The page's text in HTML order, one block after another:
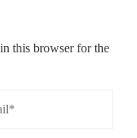
this browser for the